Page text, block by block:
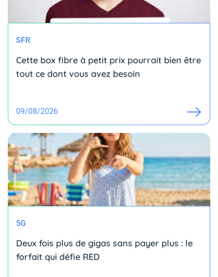
SFR
Cette box fibre à petit prix pourrait bien être
tout ce dont vous avez besoin
09/08/2026
5G
Deux fois plus de gigas sans payer plus : le
forfait qui défie RED